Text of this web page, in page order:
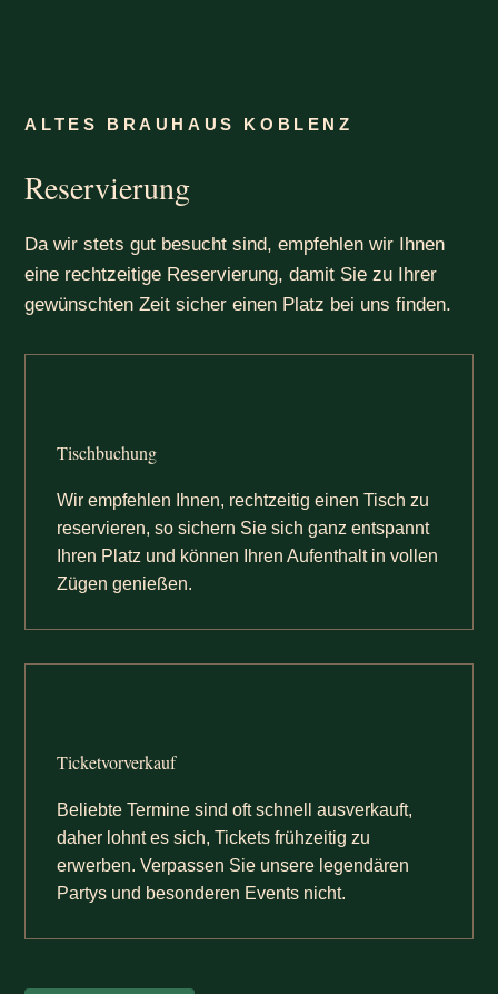
ALTES BRAUHAUS KOBLENZ
Reservierung
Da wir stets gut besucht sind, empfehlen wir Ihnen
eine rechtzeitige Reservierung, damit Sie zu Ihrer
gewünschten Zeit sicher einen Platz bei uns finden.
Tischbuchung
Wir empfehlen Ihnen, rechtzeitig einen Tisch zu
reservieren, so sichern Sie sich ganz entspannt
Ihren Platz und können Ihren Aufenthalt in vollen
Zügen genießen.
Ticketvorverkauf
Beliebte Termine sind oft schnell ausverkauft,
daher lohnt es sich, Tickets frühzeitig zu
erwerben. Verpassen Sie unsere legendären
Partys und besonderen Events nicht.